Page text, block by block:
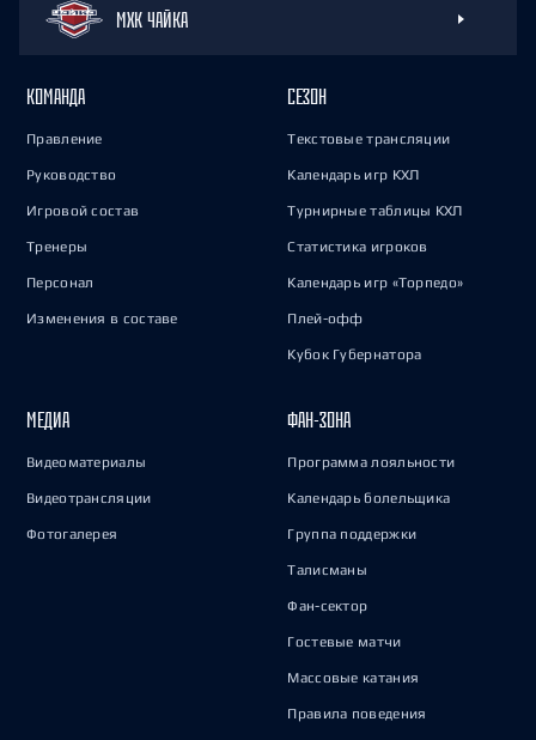
МХК ЧАЙКА
КОМАНДА
Правление
Руководство
Игровой состав
Тренеры
Персонал
Изменения в составе
СЕЗОН
Текстовые трансляции
Календарь игр КХЛ
Турнирные таблицы КХЛ
Статистика игроков
Календарь игр «Торпедо»
Плей-офф
Кубок Губернатора
МЕДИА
Видеоматериалы
Видеотрансляции
Фотогалерея
ФАН-ЗОНА
Программа лояльности
Календарь болельщика
Группа поддержки
Талисманы
Фан-сектор
Гостевые матчи
Массовые катания
Правила поведения